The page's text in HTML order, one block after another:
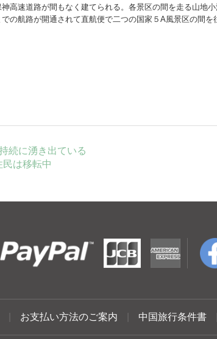
高速道路が間もなく建てられる。各景区の間を走る山地
の航路が開通されて直航便で二つの国家５A風景区の間を
続に湧き出ている
は移転中
お支払い方法のご案内 中国旅行条件書